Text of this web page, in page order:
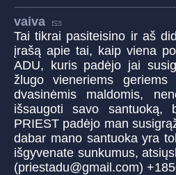
vaiva
Tai tikrai pasiteisino ir aš
įrašą apie tai, kaip viena
ADU, kuris padėjo jai
žlugo vieneriems
dvasinėmis maldomis,
išsaugoti savo santuoką,
PRIEST padėjo man
dabar mano santuoka yra
išgyvenate sunkumus,
(priestadu@gmail.com)